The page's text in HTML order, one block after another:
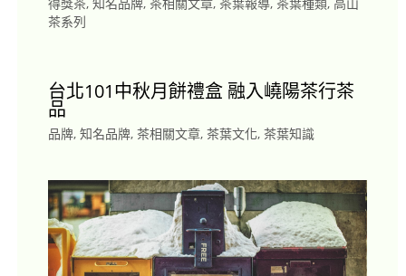
茶系列
台北101中秋月餅禮盒 融入嶢陽茶行茶
品
品牌, 知名品牌, 茶相關文章, 茶葉文化, 茶葉知識